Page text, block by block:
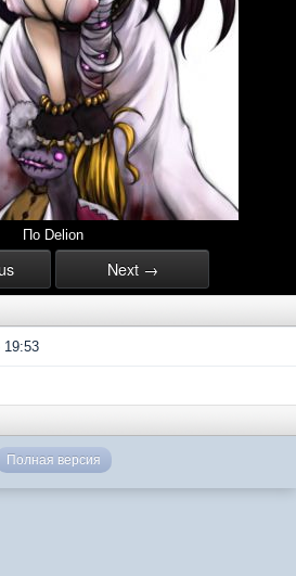
По Delion
Next →
19:53
Полная версия